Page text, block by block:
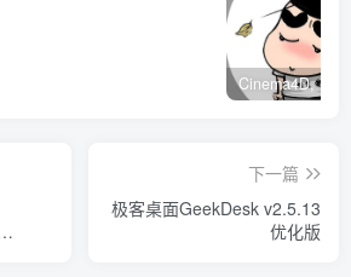
下一篇
极客桌面GeekDesk v2.5.13
优化版